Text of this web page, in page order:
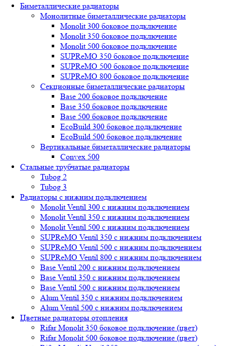
Биметаллические радиаторы
Монолитные биметаллические радиаторы
Mоnоlit 300 боковое подключение
Mоnоlit 350 боковое подключение
Mоnоlit 500 боковое подключение
SUРRеMО 350 боковое подключение
SUРRеMО 500 боковое подключение
SUРRеMО 800 боковое подключение
Секционные биметаллические радиаторы
Base 200 боковое подключение
Base 350 боковое подключение
Base 500 боковое подключение
EcoBuild 300 боковое подключение
EcoBuild 500 боковое подключение
Вертикальные биметаллические радиаторы
Convex 500
Стальные трубчатые радиаторы
Tubog 2
Tubog 3
Радиаторы с нижним подключением
Monolit Ventil 300 с нижним подключением
Monolit Ventil 350 с нижним подключением
Monolit Ventil 500 с нижним подключением
SUPReMO Ventil 350 с нижним подключением
SUPReMO Ventil 500 с нижним подключением
SUPReMO Ventil 800 с нижним подключением
Base Ventil 200 с нижним подключением
Base Ventil 350 с нижним подключением
Base Ventil 500 с нижним подключением
Alum Ventil 350 с нижним подключением
Alum Ventil 500 с нижним подключением
Цветные радиаторы отопления
Rifar Monolit 350 боковое подключение (цвет)
Rifar Monolit 500 боковое подключение (цвет)